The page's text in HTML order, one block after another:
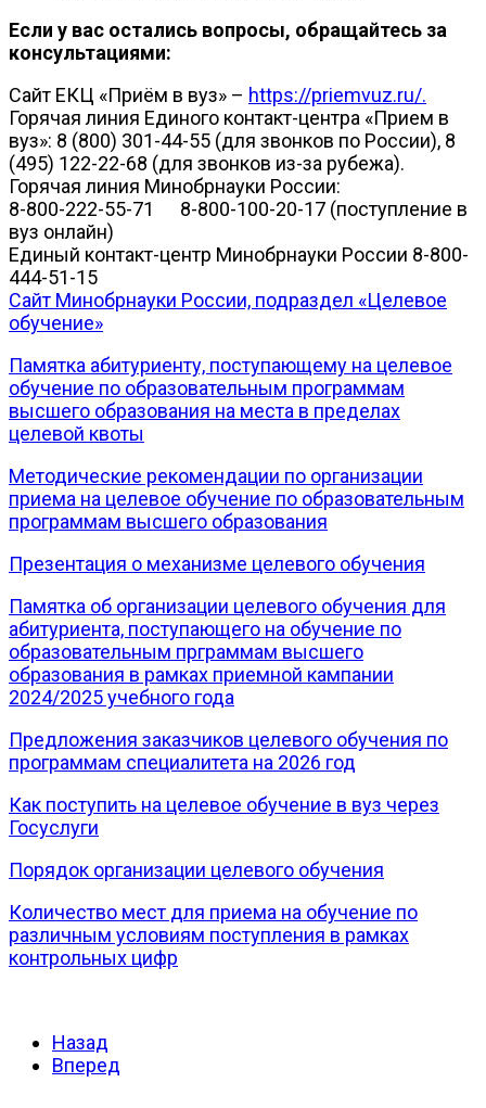
Если у вас остались вопросы, обращайтесь за
консультациями:
Сайт ЕКЦ «Приём в вуз» – https://priemvuz.ru/.
Горячая линия Единого контакт-центра «Прием в
вуз»: 8 (800) 301-44-55 (для звонков по России), 8
(495) 122-22-68 (для звонков из-за рубежа).
Горячая линия Минобрнауки России:
8-800-222-55-71 8-800-100-20-17 (поступление в
вуз онлайн)
Единый контакт-центр Минобрнауки России 8-800-
444-51-15
Сайт Минобрнауки России, подраздел «Целевое
обучение»
Памятка абитуриенту, поступающему на целевое
обучение по образовательным программам
высшего образования на места в пределах
целевой квоты
Методические рекомендации по организации
приема на целевое обучение по образовательным
программам высшего образования
Презентация о механизме целевого обучения
Памятка об организации целевого обучения для
абитуриента, поступающего на обучение по
образовательным прграммам высшего
образования в рамках приемной кампании
2024/2025 учебного года
Предложения заказчиков целевого обучения по
программам специалитета на 2026 год
Как поступить на целевое обучение в вуз через
Госуслуги
Порядок организации целевого обучения
Количество мест для приема на обучение по
различным условиям поступления в рамках
контрольных цифр
Назад
Вперед